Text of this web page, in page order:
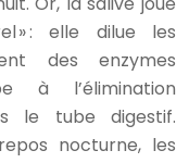
» : elle dilue les
des enzymes
à l’élimination
le tube digestif.
nocturne, les